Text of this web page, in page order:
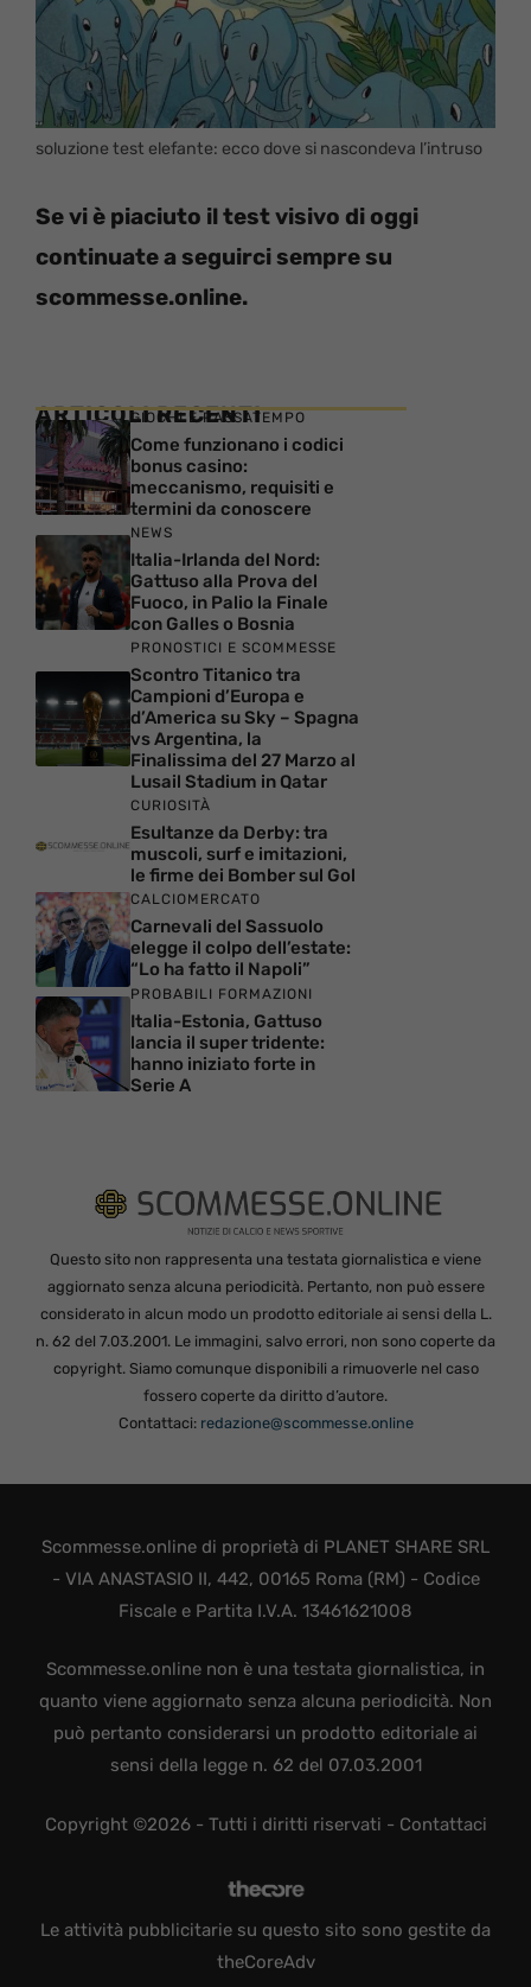
soluzione test elefante: ecco dove si nascondeva l’intruso
Se vi è piaciuto il test visivo di oggi
continuate a seguirci sempre su
scommesse.online.
ARTICOLI RECENTI
GIOCHI E PASSATEMPO
Come funzionano i codici
bonus casino:
meccanismo, requisiti e
termini da conoscere
NEWS
Italia-Irlanda del Nord:
Gattuso alla Prova del
Fuoco, in Palio la Finale
con Galles o Bosnia
PRONOSTICI E SCOMMESSE
Scontro Titanico tra
Campioni d’Europa e
d’America su Sky – Spagna
vs Argentina, la
Finalissima del 27 Marzo al
Lusail Stadium in Qatar
CURIOSITÀ
Esultanze da Derby: tra
muscoli, surf e imitazioni,
le firme dei Bomber sul Gol
CALCIOMERCATO
Carnevali del Sassuolo
elegge il colpo dell’estate:
“Lo ha fatto il Napoli”
PROBABILI FORMAZIONI
Italia-Estonia, Gattuso
lancia il super tridente:
hanno iniziato forte in
Serie A
Questo sito non rappresenta una testata giornalistica e viene
aggiornato senza alcuna periodicità. Pertanto, non può essere
considerato in alcun modo un prodotto editoriale ai sensi della L.
n. 62 del 7.03.2001. Le immagini, salvo errori, non sono coperte da
copyright. Siamo comunque disponibili a rimuoverle nel caso
fossero coperte da diritto d’autore.
Contattaci: redazione@scommesse.online
Scommesse.online di proprietà di PLANET SHARE SRL
- VIA ANASTASIO II, 442, 00165 Roma (RM) - Codice
Fiscale e Partita I.V.A. 13461621008
Scommesse.online non è una testata giornalistica, in
quanto viene aggiornato senza alcuna periodicità. Non
può pertanto considerarsi un prodotto editoriale ai
sensi della legge n. 62 del 07.03.2001
Copyright ©2026 - Tutti i diritti riservati - Contattaci
Le attività pubblicitarie su questo sito sono gestite da
theCoreAdv